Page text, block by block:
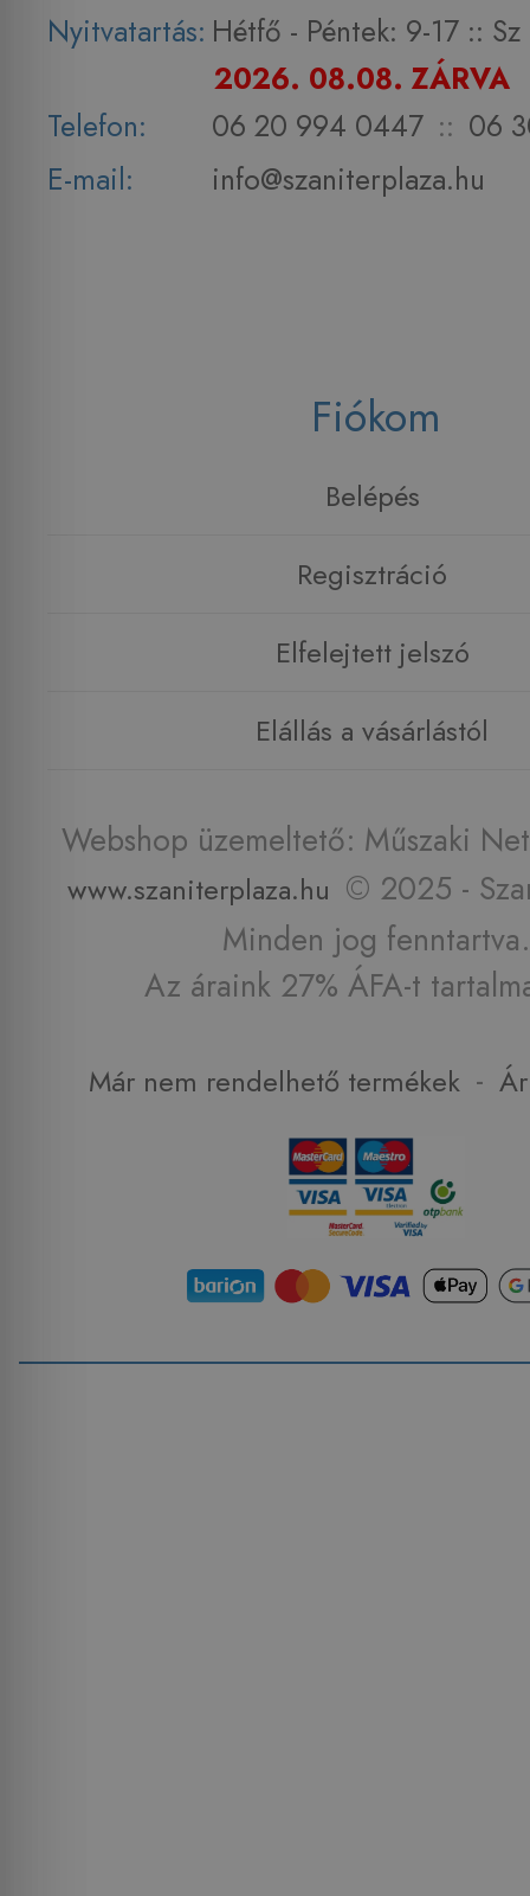
Nyitvatartás: Hétfő - Péntek: 9-17 :: Sz
2026. 08.08. ZÁRVA
Telefon:
06 20 994 0447 :: 06
E-mail:
info@szaniterplaza.hu
Fiókom
Belépés
Regisztráció
Elfelejtett jelszó
Elállás a vásárlástól
Webshop üzemeltető: Műszaki
www.szaniterplaza.hu © 2025 -
Minden jog fenntartva.
Az áraink 27% ÁFA-t
Már nem rendelhető termékek -